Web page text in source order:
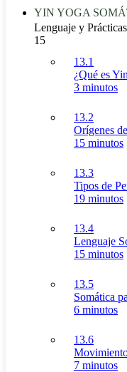
YIN YOGA
Lenguaje y
15
13.1
¿Qué es
3 minutos
13.2
Orígenes
15 minutos
13.3
Tipos de
19 minutos
13.4
Lenguaje
15 minutos
13.5
Somática
6 minutos
13.6
7 minutos